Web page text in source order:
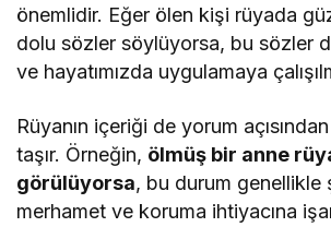
önemlidir. Eğer ölen kişi rüyada
dolu sözler söylüyorsa, bu sözler
ve hayatımızda uygulamaya
Rüyanın içeriği de yorum
taşır. Örneğin, ölmüş bir anne
görülüyorsa, bu durum genellikle
merhamet ve koruma ihtiyacına